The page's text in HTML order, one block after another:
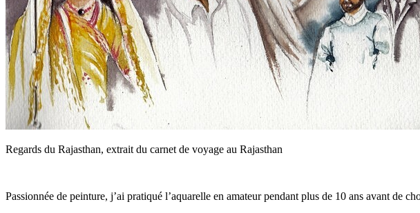
Regards du Rajasthan, extrait du carnet de voyage au Rajasthan
Passionnée de peinture, j’ai pratiqué l’aquarelle en amateur pendant plus de 10 ans avant de